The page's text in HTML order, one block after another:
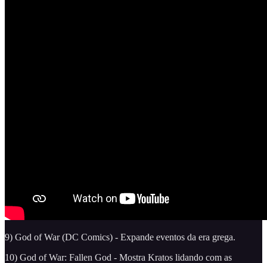
9) God of War (DC Comics) - Expande eventos da era grega.
10) God of War: Fallen God - Mostra Kratos lidando com as